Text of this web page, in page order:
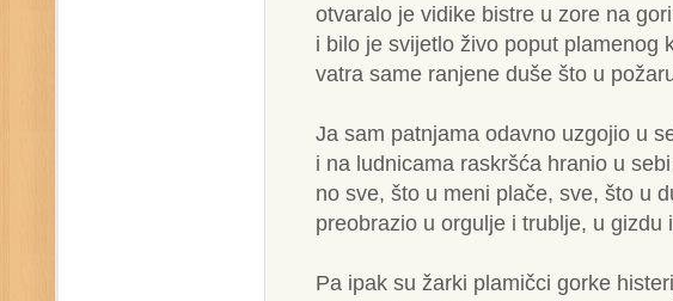
otvaralo je vidike bistre u zore na
i bilo je svijetlo živo poput plamenog
vatra same ranjene duše što u
Ja sam patnjama odavno uzgojio u
i na ludnicama raskršća hranio u
no sve, što u meni plače, sve, što u
preobrazio u orgulje i trublje, u gizdu
Pa ipak su žarki plamičci gorke